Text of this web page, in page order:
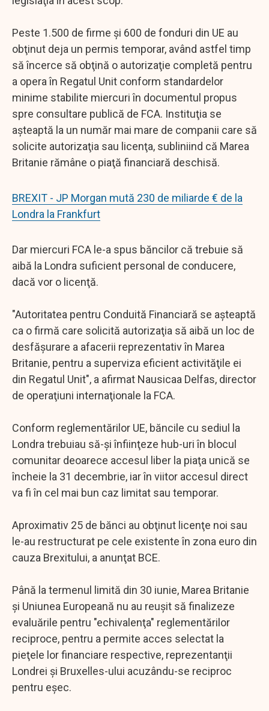
Peste 1.500 de firme şi 600 de fonduri din UE au
obţinut deja un permis temporar, având astfel timp
să încerce să obţină o autorizaţie completă pentru
a opera în Regatul Unit conform standardelor
minime stabilite miercuri în documentul propus
spre consultare publică de FCA. Instituţia se
aşteaptă la un număr mai mare de companii care să
solicite autorizaţia sau licenţa, subliniind că Marea
Britanie rămâne o piaţă financiară deschisă.
BREXIT - JP Morgan mută 230 de miliarde € de la
Londra la Frankfurt
Dar miercuri FCA le-a spus băncilor că trebuie să
aibă la Londra suficient personal de conducere,
dacă vor o licenţă.
"Autoritatea pentru Conduită Financiară se aşteaptă
ca o firmă care solicită autorizaţia să aibă un loc de
desfăşurare a afacerii reprezentativ în Marea
Britanie, pentru a superviza eficient activităţile ei
din Regatul Unit", a afirmat Nausicaa Delfas, director
de operaţiuni internaţionale la FCA.
Conform reglementărilor UE, băncile cu sediul la
Londra trebuiau să-şi înfiinţeze hub-uri în blocul
comunitar deoarece accesul liber la piaţa unică se
încheie la 31 decembrie, iar în viitor accesul direct
va fi în cel mai bun caz limitat sau temporar.
Aproximativ 25 de bănci au obţinut licenţe noi sau
le-au restructurat pe cele existente în zona euro din
cauza Brexitului, a anunţat BCE.
Până la termenul limită din 30 iunie, Marea Britanie
şi Uniunea Europeană nu au reuşit să finalizeze
evaluările pentru "echivalenţa" reglementărilor
reciproce, pentru a permite acces selectat la
pieţele lor financiare respective, reprezentanţii
Londrei şi Bruxelles-ului acuzându-se reciproc
pentru eşec.